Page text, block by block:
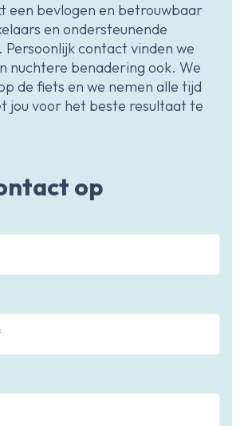
een bevlogen en betrouwbaar
en ondersteunende
Persoonlijk contact vinden we
nuchtere benadering ook. We
de fiets en we nemen alle tijd
jou voor het beste resultaat te
op